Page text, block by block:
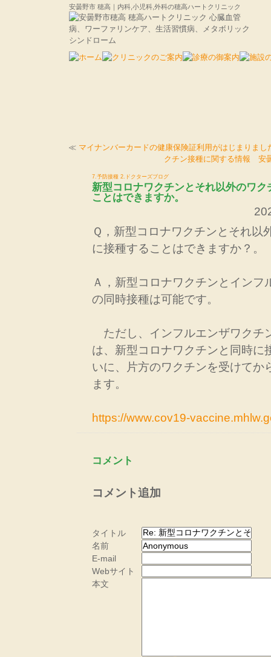
安曇野市 穂高｜内科,小児科,外科の穂高ハートクリニック
≪ マイナンバーカードの健康保険証利用がはじまりまし
クチン接種に関する情報 安
7.予防接種 2.ドクターズブログ
新型コロナワクチンとそれ以外のワ
ことはできますか。
Ｑ，新型コロナワクチンとそれ以
に接種することはできますか？。
Ａ，新型コロナワクチンとインフ
の同時接種は可能です。
ただし、インフルエンザワクチ
は、新型コロナワクチンと同時に
いに、片方のワクチンを受けてか
ます。
https://www.cov19-
コメント
コメント追加
タイトル
名前
E-mail
Webサイト
本文